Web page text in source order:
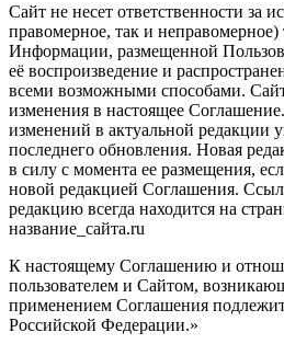
Сайт не несет ответственности за
правомерное, так и
Информации, размещенной
её воспроизведение и
всеми возможными способами.
изменения в настоящее
изменений в актуальной редакции
последнего обновления. Новая
в силу с момента ее размещения,
новой редакцией Соглашения.
редакцию всегда находится на
название_сайта.ru
К настоящему Соглашению и
пользователем и Сайтом,
применением Соглашения
Российской Федерации.»